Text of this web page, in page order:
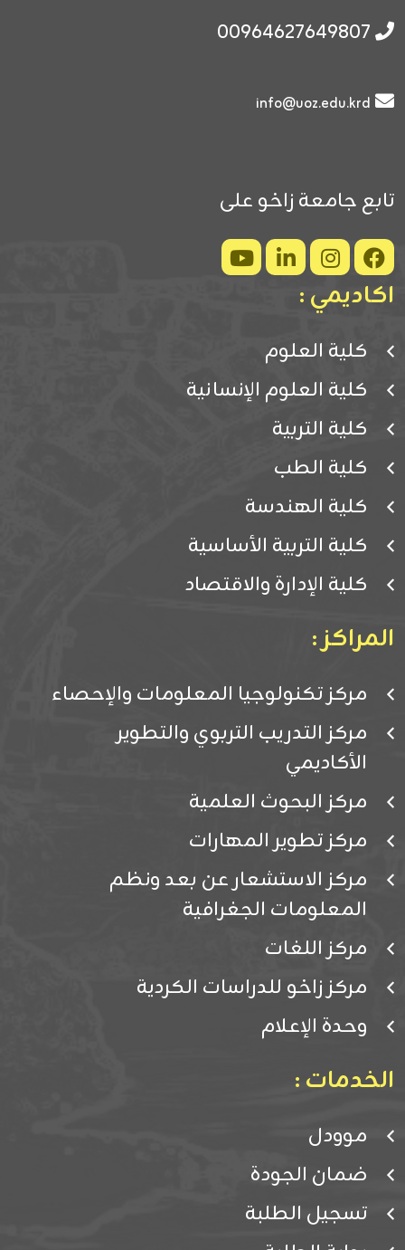
00964627649807
info@uoz.edu.krd
تابع جامعة زاخو على
اكاديمي :
كلية العلوم
كلية العلوم الإنسانية
كلية التربية
كلية الطب
كلية الهندسة
كلية التربية الأساسية
كلية الإدارة والاقتصاد
المراكز :
مركز تكنولوجيا المعلومات والإحصاء
مركز التدريب التربوي والتطوير
الأكاديمي
مركز البحوث العلمية
مركز تطوير المهارات
مركز الاستشعار عن بعد ونظم
المعلومات الجغرافية
مركز اللغات
مركز زاخو للدراسات الكردية
وحدة الإعلام
الخدمات :
موودل
ضمان الجودة
تسجيل الطلبة